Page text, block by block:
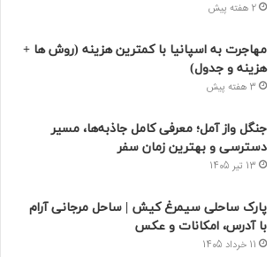
2 هفته پیش
مهاجرت به اسپانیا با کمترین هزینه (روش ها +
هزینه و جدول)
3 هفته پیش
جنگل واز آمل؛ معرفی کامل جاذبه‌ها، مسیر
دسترسی و بهترین زمان سفر
13 تیر 1405
پارک ساحلی سیمرغ کیش | ساحل مرجانی آرام
با آدرس، امکانات و عکس
11 خرداد 1405